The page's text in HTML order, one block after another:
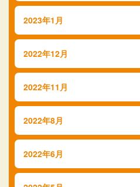
2023年1月
2022年12月
2022年11月
2022年8月
2022年6月